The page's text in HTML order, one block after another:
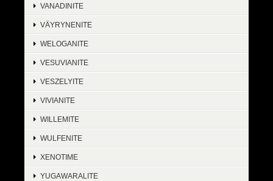
VANADINITE
VÄYRYNENITE
WELOGANITE
VESUVIANITE
VESZELYITE
VIVIANITE
WILLEMITE
WULFENITE
XENOTIME
YUGAWARALITE